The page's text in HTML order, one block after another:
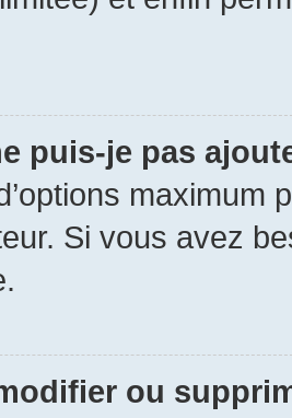
puis-je pas
maximum
Si vous avez
ou